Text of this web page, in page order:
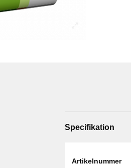
Specifikation
Artikelnummer